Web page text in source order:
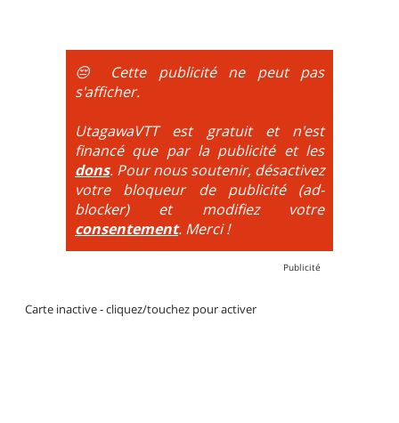
obligatoire.
DH / Gravity : Seule la descente se passe sur le vélo.
La montée est faite via navette ou remontée
mécanique. La difficulté de la descente est indiquée
par des couleurs lorsqu'il s'agit de bikeparks. Vélo
tout suspendu et protections du corps obligatoires.
😔 Cette publicité ne peut pas
s'afficher.
UtagawaVTT est gratuit et n'est
financé que par la publicité et les
dons. Pour nous soutenir, désactivez
votre bloqueur de publicité (ad-
blocker) et modifiez votre
consentement. Merci !